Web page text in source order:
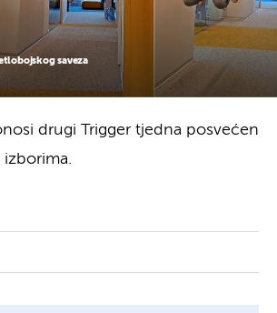
saveza
drugi Trigger tjedna posvećen